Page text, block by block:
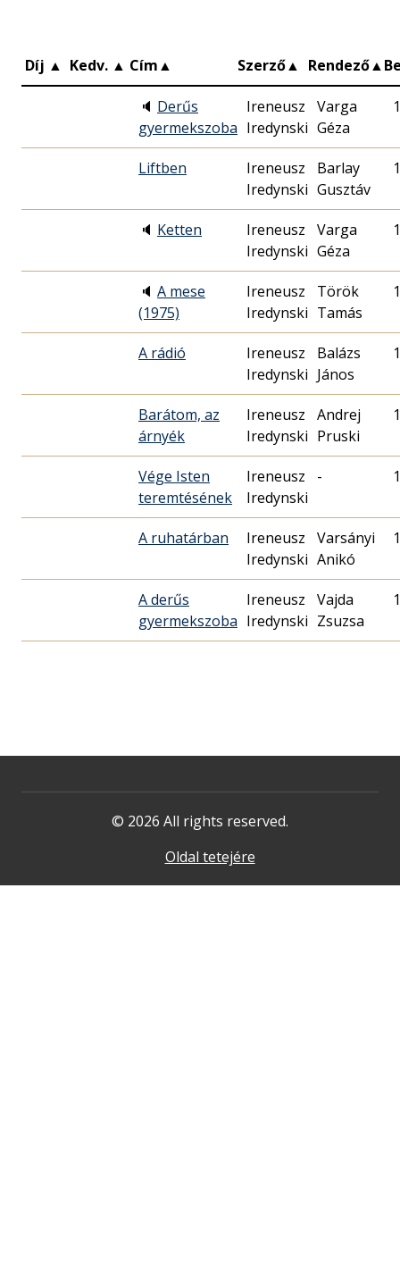
Díj ▲ Kedv. ▲ Cím▲ Szerző▲ Rendező▲
🔈 Derűs
gyermekszoba
Ireneusz
Iredynski
Varga
Géza
Liftben
Ireneusz
Iredynski
Barlay
Gusztáv
🔈 Ketten
Ireneusz
Iredynski
Varga
Géza
🔈 A mese
(1975)
Ireneusz
Iredynski
Török
Tamás
A rádió
Ireneusz
Iredynski
Balázs
János
Barátom, az
árnyék
Ireneusz
Iredynski
Andrej
Pruski
Vége Isten
teremtésének
Ireneusz
Iredynski
-
A ruhatárban
Ireneusz
Iredynski
Varsányi
Anikó
A derűs
gyermekszoba
Ireneusz
Iredynski
Vajda
Zsuzsa
© 2026 All rights reserved.
Oldal tetejére